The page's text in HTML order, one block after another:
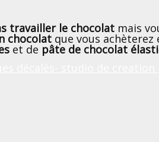
travailler le chocolat mais
chocolat que vous
et de pâte de chocolat